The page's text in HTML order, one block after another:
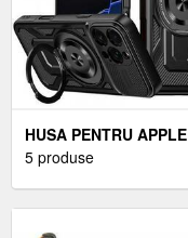
HUSA PENTRU APPLE
IPHONE 16 PRO,
5 produse